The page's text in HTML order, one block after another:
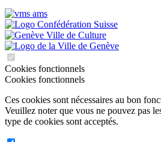
Cookies fonctionnels
Cookies fonctionnels
Ces cookies sont nécessaires au bon
Veuillez noter que vous ne pouvez pas
type de cookies sont acceptés.